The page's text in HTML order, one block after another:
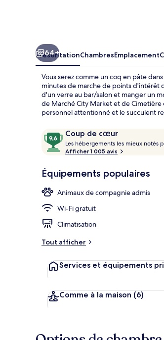
64+
PrésentationChambresEmplacement
Vous serez comme un coq en pâte
minutes de marche de points d'intérêt
d'un verre au bar/salon et manger un
de Marché City Market et de Cimetière
personnel attentionné et le succulent
Avis
voyageurs
Coup de cœur
9,6
sur
10,
de
Les hébergements les mieux notés
Afficher 1 005 avis
Équipements populaires
Animaux de compagnie admis
Wi-Fi gratuit
Climatisation
Tout afficher
Services et équipements
Comme à la maison (6)